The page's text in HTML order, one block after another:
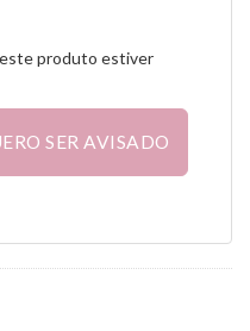
produto estiver
SER AVISADO